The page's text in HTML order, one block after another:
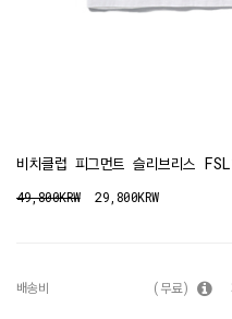
비치클럽 피그먼트 슬리브리스
49,800KRW 29,800KRW
배송비 (무료)